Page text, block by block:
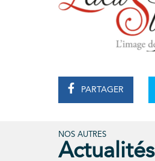
PARTAGER
NOS AUTRES
Actualités